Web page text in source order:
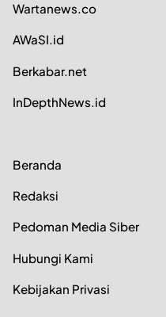
Wartanews.co
AWaSI.id
Berkabar.net
InDepthNews.id
Beranda
Redaksi
Pedoman Media Siber
Hubungi Kami
Kebijakan Privasi